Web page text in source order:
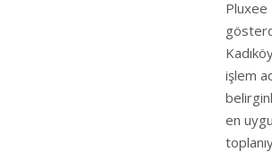
Pluxee
işlem
en